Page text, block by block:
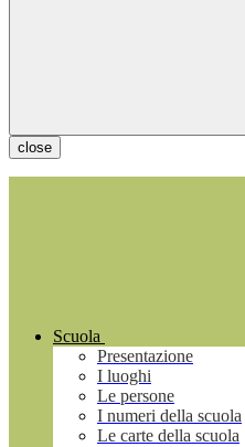
close
Scuola
Presentazione
I luoghi
Le persone
I numeri della scuola
Le carte della scuola